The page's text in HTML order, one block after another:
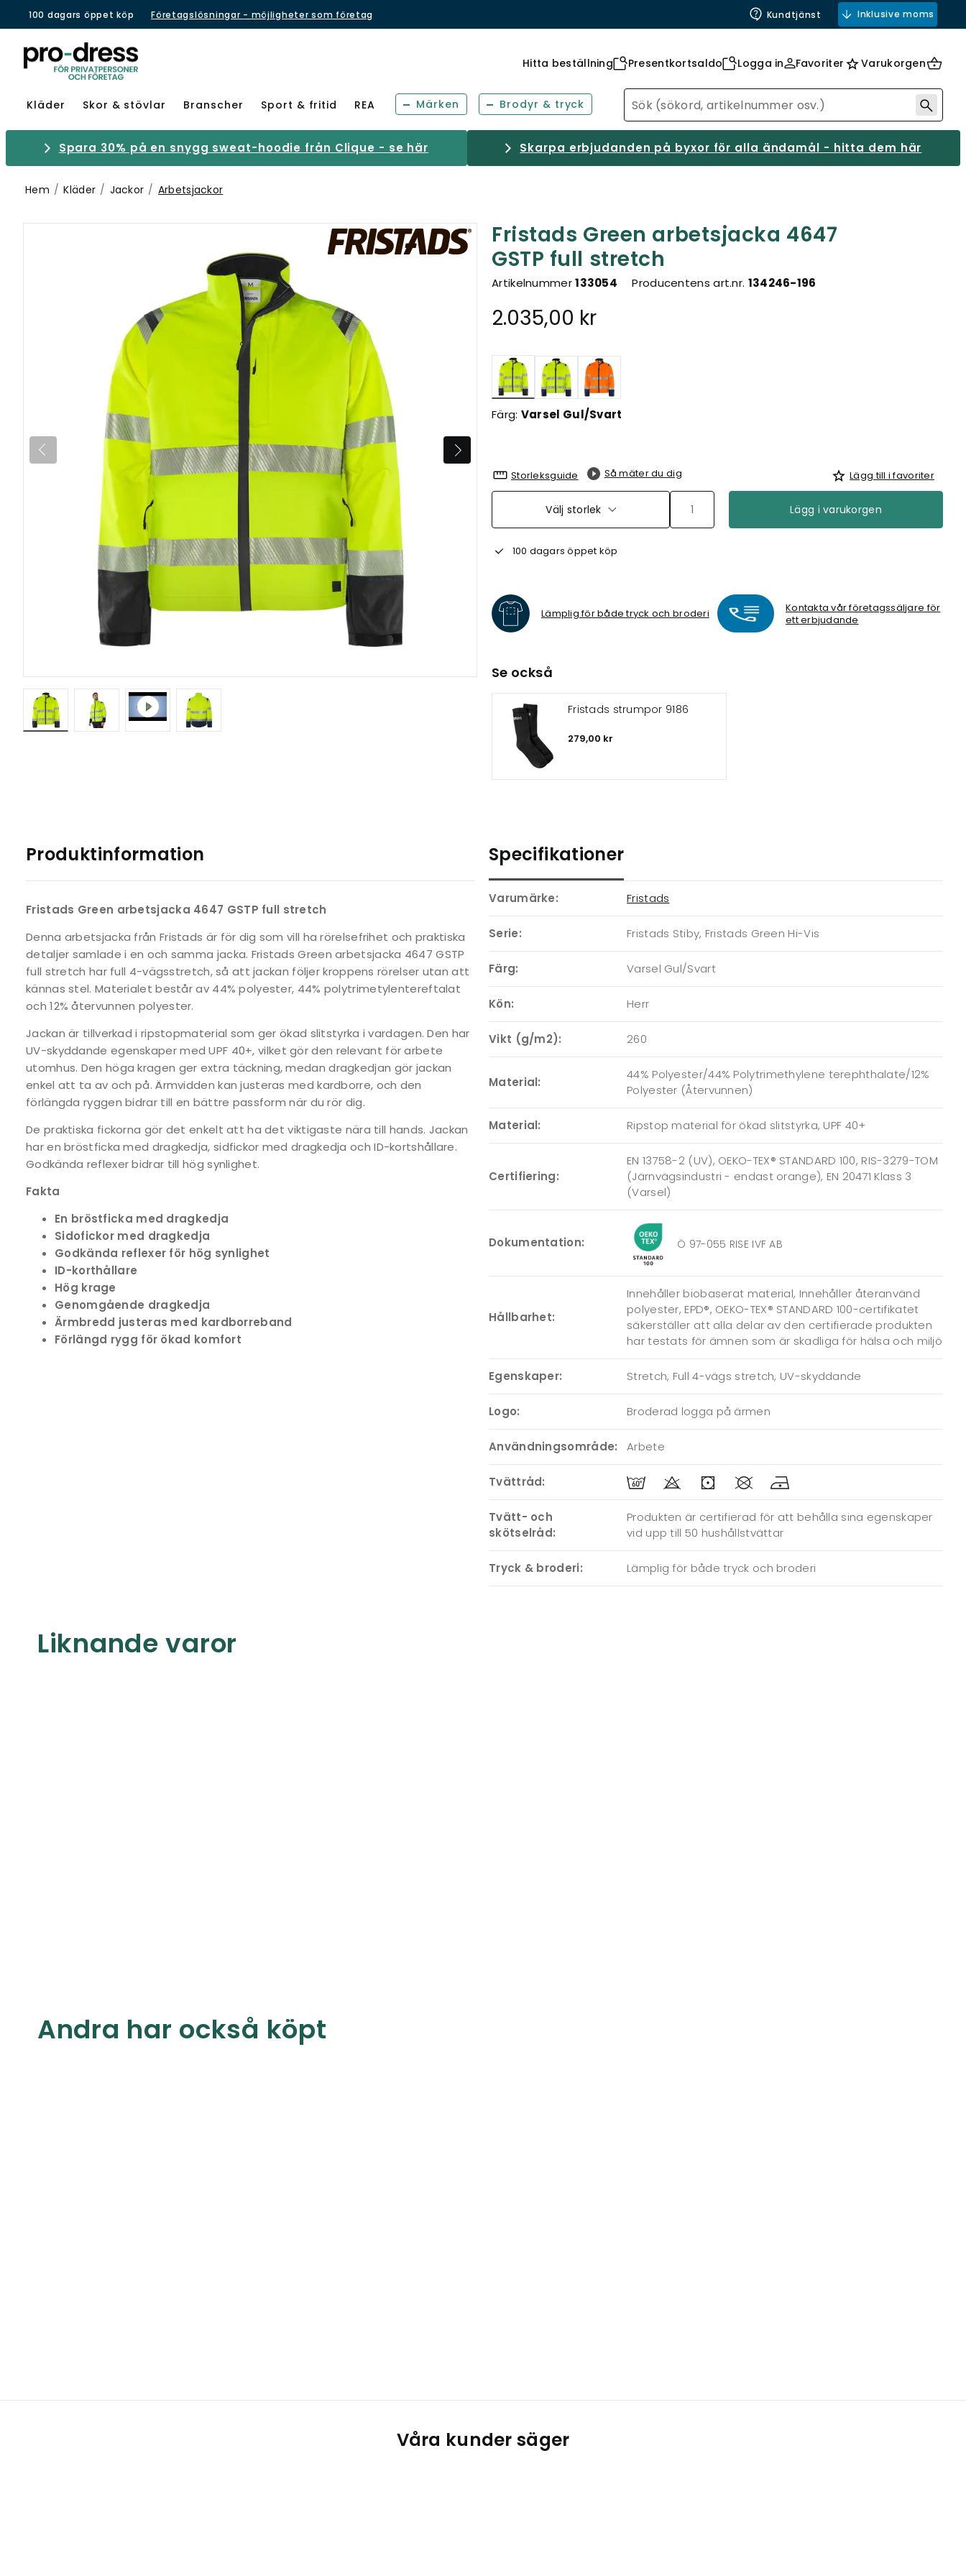
100 dagars öppet köp Företagslösningar - möjligheter som företag Kundtjänst Inklusive moms
Hitta beställning Presentkortsaldo Logga in Favoriter Varukorgen
Kläder Skor & stövlar Branscher Sport & fritid REA Märken Brodyr & tryck
Spara 30% på en snygg sweat-hoodie från Clique - se här Skarpa erbjudanden på byxor för alla ändamål - hitta dem här
Hem Kläder Jackor Arbetsjackor
Fristads Green arbetsjacka 4647
GSTP full stretch
Artikelnummer133054 Producentens art.nr. 134246-196
2.035,00 kr
Valda
Färg: Varsel Gul/Svart
Storleksguide Så mäter du dig Lägg till i favoriter
Välj storlek Lägg i varukorgen
100 dagars öppet köp
Lämplig för både tryck och broderi
Kontakta vår företagssäljare för
ett erbjudande
Se också
Fristads strumpor 9186
279,00 kr
Produktinformation
Fristads Green arbetsjacka 4647 GSTP full stretch
Denna arbetsjacka från Fristads är för dig som vill ha rörelsefrihet och praktiska
detaljer samlade i en och samma jacka. Fristads Green arbetsjacka 4647 GSTP
full stretch har full 4-vägsstretch, så att jackan följer kroppens rörelser utan att
kännas stel. Materialet består av 44% polyester, 44% polytrimetylentereftalat
och 12% återvunnen polyester.
Jackan är tillverkad i ripstopmaterial som ger ökad slitstyrka i vardagen. Den har
UV-skyddande egenskaper med UPF 40+, vilket gör den relevant för arbete
utomhus. Den höga kragen ger extra täckning, medan dragkedjan gör jackan
enkel att ta av och på. Ärmvidden kan justeras med kardborre, och den
förlängda ryggen bidrar till en bättre passform när du rör dig.
De praktiska fickorna gör det enkelt att ha det viktigaste nära till hands. Jackan
har en bröstficka med dragkedja, sidfickor med dragkedja och ID-kortshållare.
Godkända reflexer bidrar till hög synlighet.
Fakta
En bröstficka med dragkedja
Sidofickor med dragkedja
Godkända reflexer för hög synlighet
ID-korthållare
Hög krage
Genomgående dragkedja
Ärmbredd justeras med kardborreband
Förlängd rygg för ökad komfort
Specifikationer
Varumärke: Fristads
Serie: Fristads Stiby, Fristads Green Hi-Vis
Färg: Varsel Gul/Svart
Kön: Herr
Vikt (g/m2): 260
Material:
44% Polyester/44% Polytrimethylene terephthalate/12%
Polyester (Återvunnen)
Material: Ripstop material för ökad slitstyrka, UPF 40+
Certifiering:
EN 13758-2 (UV), OEKO-TEX® STANDARD 100, RIS-3279-TOM
(Järnvägsindustri - endast orange), EN 20471 Klass 3
(Varsel)
Dokumentation: Ö 97-055 RISE IVF AB
Hållbarhet:
Innehåller biobaserat material, Innehåller återanvänd
polyester, EPD®, OEKO-TEX® STANDARD 100-certifikatet
säkerställer att alla delar av den certifierade produkten
har testats för ämnen som är skadliga för hälsa och miljö
Egenskaper: Stretch, Full 4-vägs stretch, UV-skyddande
Logo: Broderad logga på ärmen
Användningsområde: Arbete
Tvättråd:
Tvätt- och
skötselråd:
Produkten är certifierad för att behålla sina egenskaper
vid upp till 50 hushållstvättar
Tryck & broderi: Lämplig för både tryck och broderi
Liknande varor
Andra har också köpt
Våra kunder säger